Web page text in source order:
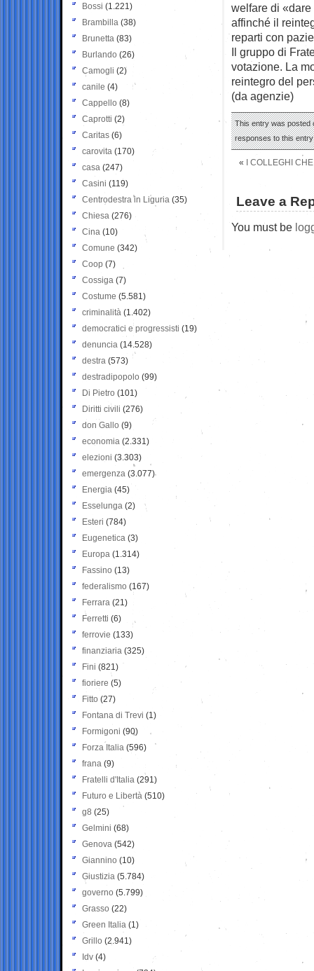
welfare di
affinché il
reparti con
Il gruppo di
votazione. La
reintegro del
(da agenzie)
This entry was posted
responses to this
« I COLLEGHI
Leave a
You must be
Bossi (1.221)
Brambilla (38)
Brunetta (83)
Burlando (26)
Camogli (2)
canile (4)
Cappello (8)
Caprotti (2)
Caritas (6)
carovita (170)
casa (247)
Casini (119)
Centrodestra in Liguria (35)
Chiesa (276)
Cina (10)
Comune (342)
Coop (7)
Cossiga (7)
Costume (5.581)
criminalità (1.402)
democratici e progressisti (19)
denuncia (14.528)
destra (573)
destradipopolo (99)
Di Pietro (101)
Diritti civili (276)
don Gallo (9)
economia (2.331)
elezioni (3.303)
emergenza (3.077)
Energia (45)
Esselunga (2)
Esteri (784)
Eugenetica (3)
Europa (1.314)
Fassino (13)
federalismo (167)
Ferrara (21)
Ferretti (6)
ferrovie (133)
finanziaria (325)
Fini (821)
fioriere (5)
Fitto (27)
Fontana di Trevi (1)
Formigoni (90)
Forza Italia (596)
frana (9)
Fratelli d'Italia (291)
Futuro e Libertà (510)
g8 (25)
Gelmini (68)
Genova (542)
Giannino (10)
Giustizia (5.784)
governo (5.799)
Grasso (22)
Green Italia (1)
Grillo (2.941)
Idv (4)